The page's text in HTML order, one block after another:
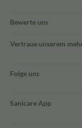
Bewerte uns
Vertraue unserem
Folge uns
Sanicare App